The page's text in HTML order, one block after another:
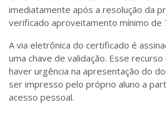
imediatamente após a resolução da
verificado aproveitamento mínimo de
A via eletrônica do certificado é
uma chave de validação. Esse
haver urgência na apresentação do
ser impresso pelo próprio aluno a
acesso pessoal.